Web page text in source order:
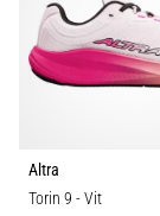
Altra
Torin 9 - Vit